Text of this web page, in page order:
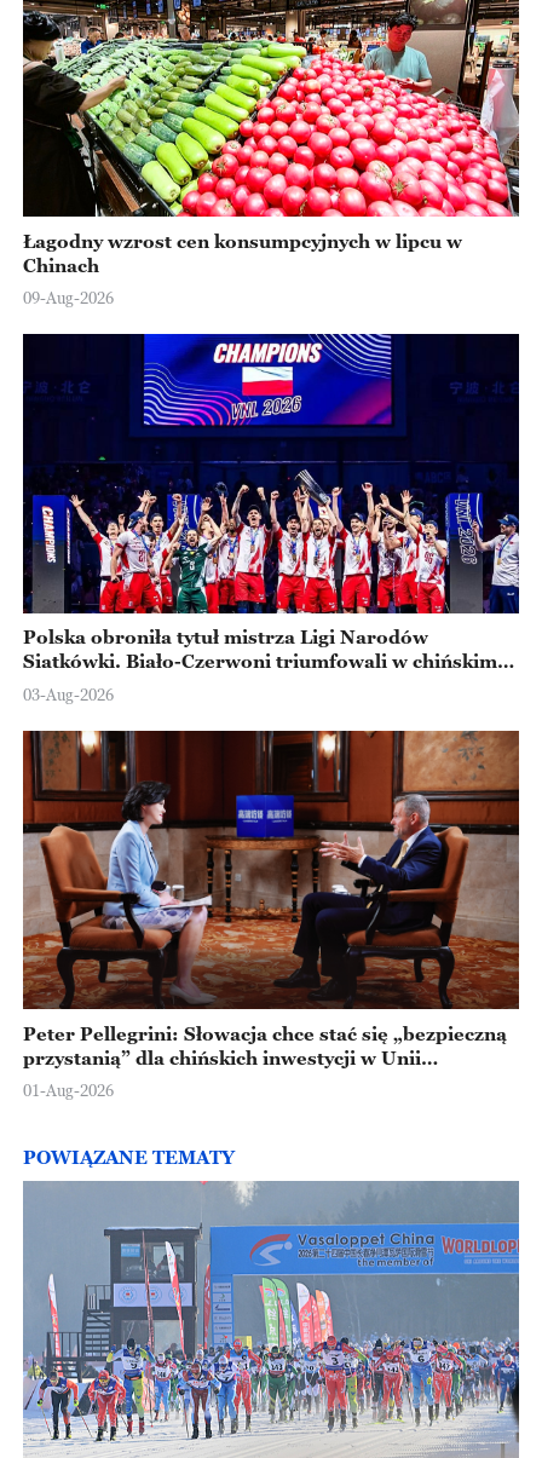
Łagodny wzrost cen konsumpcyjnych w lipcu w
Chinach
09-Aug-2026
Polska obroniła tytuł mistrza Ligi Narodów
Siatkówki. Biało-Czerwoni triumfowali w chińskim
Ningbo
03-Aug-2026
Peter Pellegrini: Słowacja chce stać się „bezpieczną
przystanią” dla chińskich inwestycji w Unii
Europejskiej
01-Aug-2026
POWIĄZANE TEMATY